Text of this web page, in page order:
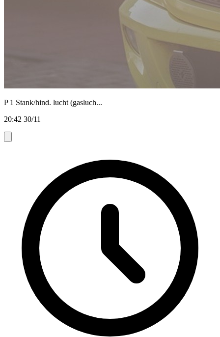
P 1 Stank/hind. lucht (gasluch...
20:42 30/11